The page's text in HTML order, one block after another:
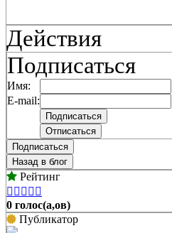
Действия
Подписаться
Имя:
E-mail:
Подписаться
Назад в блог
Рейтинг
    
0 голос(а,ов)
Публикатор